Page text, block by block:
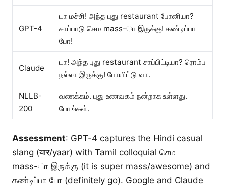
GPT-4
டா மச்சி! அந்த புது restaurant போனியா?
சாப்பாடு செம mass-ா இருக்கு! கண்டிப்பா
போ!
Claude
டா! அந்த புது restaurant சாப்பிட்டியா? ரொம்ப
நல்லா இருக்கு! போயிட்டு வா.
NLLB-
200
வணக்கம். புது உணவகம் நன்றாக உள்ளது.
போங்கள்.
Assessment: GPT-4 captures the Hindi casual
slang (यार/yaar) with Tamil colloquial செம
mass-ா இருக்கு (it is super mass/awesome) and
கண்டிப்பா போ (definitely go). Google and Claude